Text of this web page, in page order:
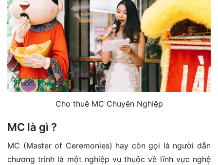
Cho thuê MC Chuyên Nghiệp
MC là gì ?
MC (Master of Ceremonies) hay còn gọi là người dẫn
chương trình là một nghiệp vụ thuộc về lĩnh vực nghệ